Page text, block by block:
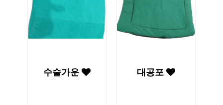
수술가운 대공포